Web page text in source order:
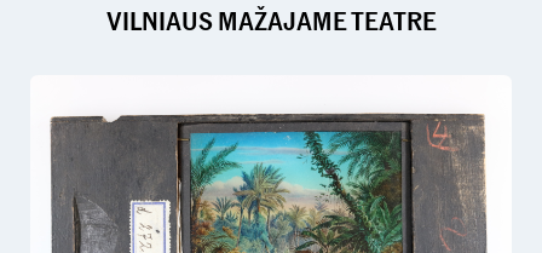
VILNIAUS MAŽAJAME TEATRE